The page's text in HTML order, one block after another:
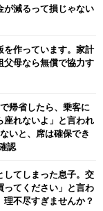
が減るって損じゃない
を作っています。家計
父母なら無償で協力す
帰省したら、乗客に
座れないよ」と言われ
いと、席は確保でき
認
してしまった息子。交
ってください」と言わ
不尽すぎませんか？